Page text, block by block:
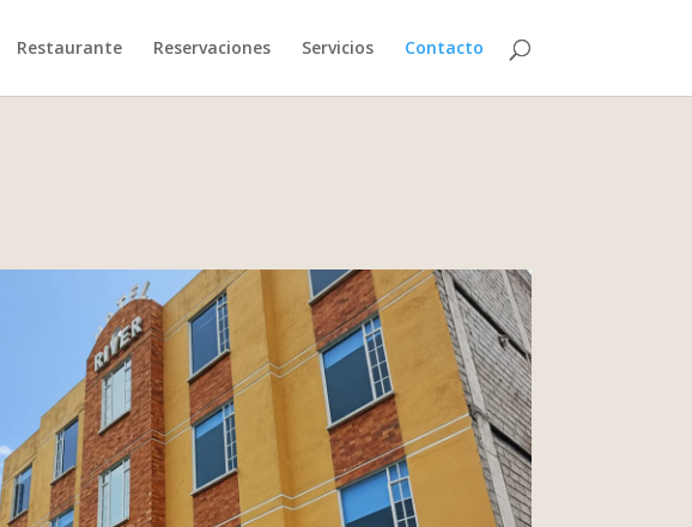
Restaurante Reservaciones Servicios Contacto